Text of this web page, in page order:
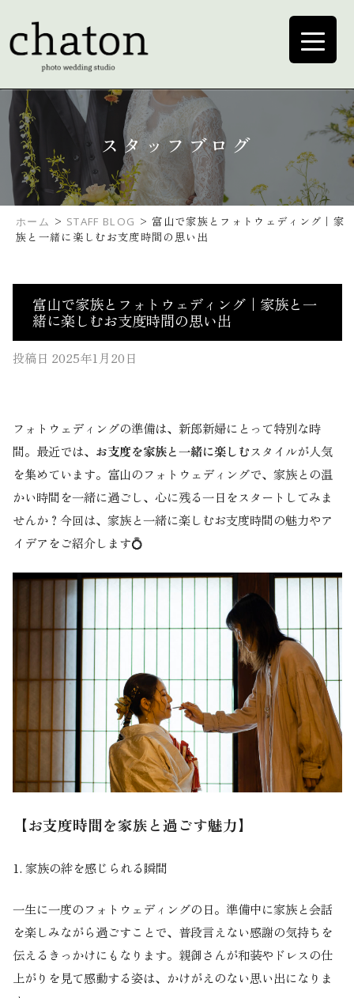
スタッフブログ
ホーム > STAFF BLOG >富山で家族とフォトウェディング｜家
族と一緒に楽しむお支度時間の思い出
富山で家族とフォトウェディング｜家族と一
緒に楽しむお支度時間の思い出
投稿日 2025年1月20日
フォトウェディングの準備は、新郎新婦にとって特別な時
間。最近では、 お支度を家族と一緒に楽しむスタイルが人気
を集めています。 富山のフォトウェディングで、家族との温
かい時間を一緒に過ごし、心に残る一日をスタートしてみま
せんか？今回は、家族と一緒に楽しむお支度時間の魅力やア
イデアをご紹介します💍
【お支度時間を家族と過ごす魅力】
1. 家族の絆を感じられる瞬間
一生に一度のフォトウェディングの日。準備中に家族と会話
を楽しみながら過ごすことで、普段言えない感謝の気持ちを
伝えるきっかけにもなります。親御さんが和装やドレスの仕
上がりを見て感動する姿は、かけがえのない思い出になりま